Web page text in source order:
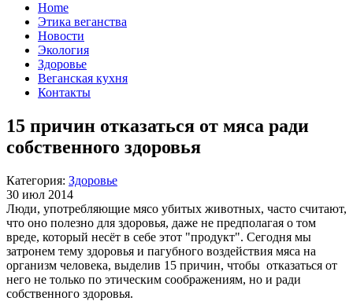
Home
Этика веганства
Новости
Экология
Здоровье
Веганская кухня
Контакты
15 причин отказаться от мяса ради
собственного здоровья
Категория: Здоровье
30 июл 2014
Люди, употребляющие мясо убитых животных, часто считают,
что оно полезно для здоровья, даже не предполагая о том
вреде, который несёт в себе этот "продукт". Сегодня мы
затронем тему здоровья и пагубного воздействия мяса на
организм человека, выделив 15 причин, чтобы отказаться от
него не только по этическим соображениям, но и ради
собственного здоровья.